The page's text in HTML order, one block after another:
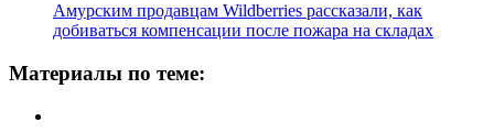
Амурским продавцам Wildberries рассказали, как
добиваться компенсации после пожара на складах
Материалы по теме: